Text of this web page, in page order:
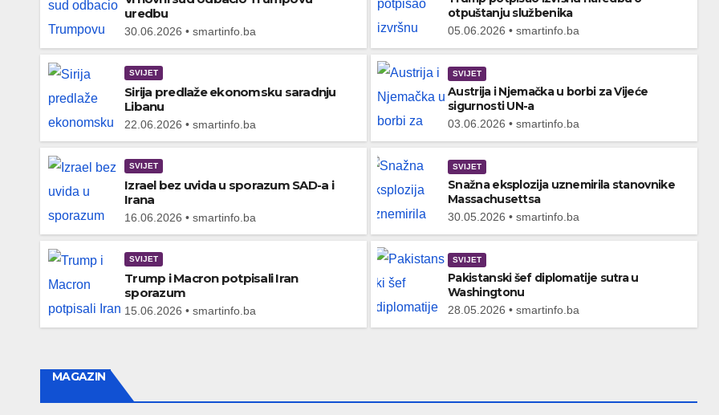
uredbu
30.06.2026 • smartinfo.ba
SVIJET
Sirija predlaže ekonomsku saradnju
Libanu
22.06.2026 • smartinfo.ba
SVIJET
Izrael bez uvida u sporazum SAD-a i
Irana
16.06.2026 • smartinfo.ba
SVIJET
Trump i Macron potpisali Iran
sporazum
15.06.2026 • smartinfo.ba
otpuštanju službenika
05.06.2026 • smartinfo.ba
SVIJET
Austrija i Njemačka u borbi za Vijeće
sigurnosti UN-a
03.06.2026 • smartinfo.ba
SVIJET
Snažna eksplozija uznemirila stanovnike
Massachusettsa
30.05.2026 • smartinfo.ba
SVIJET
Pakistanski šef diplomatije sutra u
Washingtonu
28.05.2026 • smartinfo.ba
MAGAZIN